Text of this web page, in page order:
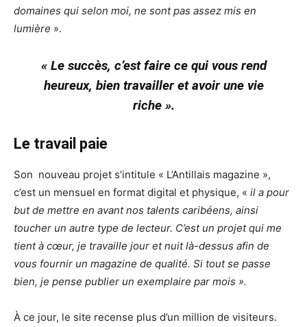
domaines qui selon moi, ne sont pas assez mis en
lumière ».
« Le succès, c’est faire ce qui vous rend
heureux, bien travailler et avoir une vie
riche ».
Le travail paie
Son nouveau projet s’intitule « L’Antillais magazine »,
c’est un mensuel en format digital et physique, « il a pour
but de mettre en avant nos talents caribéens, ainsi
toucher un autre type de lecteur. C’est un projet qui me
tient à cœur, je travaille jour et nuit là-dessus afin de
vous fournir un magazine de qualité. Si tout se passe
bien, je pense publier un exemplaire par mois ».
À ce jour, le site recense plus d’un million de visiteurs.